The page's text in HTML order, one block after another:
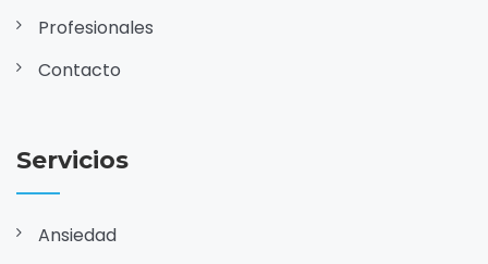
Profesionales
Contacto
Servicios
Ansiedad